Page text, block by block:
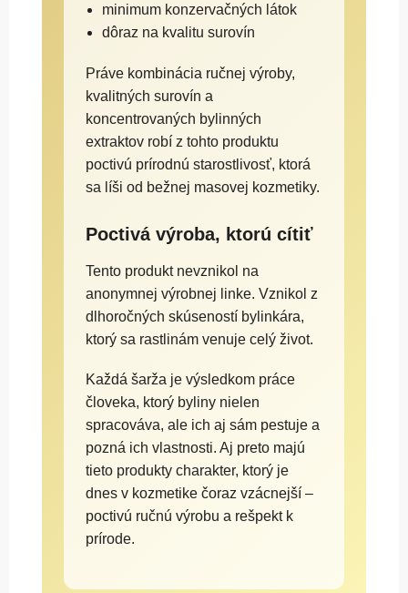
minimum konzervačných látok
dôraz na kvalitu surovín
Práve kombinácia ručnej výroby,
kvalitných surovín a
koncentrovaných bylinných
extraktov robí z tohto produktu
poctivú prírodnú starostlivosť, ktorá
sa líši od bežnej masovej kozmetiky.
Poctivá výroba, ktorú cítiť
Tento produkt nevznikol na
anonymnej výrobnej linke. Vznikol z
dlhoročných skúseností bylinkára,
ktorý sa rastlinám venuje celý život.
Každá šarža je výsledkom práce
človeka, ktorý byliny nielen
spracováva, ale ich aj sám pestuje a
pozná ich vlastnosti. Aj preto majú
tieto produkty charakter, ktorý je
dnes v kozmetike čoraz vzácnejší –
poctivú ručnú výrobu a rešpekt k
prírode.